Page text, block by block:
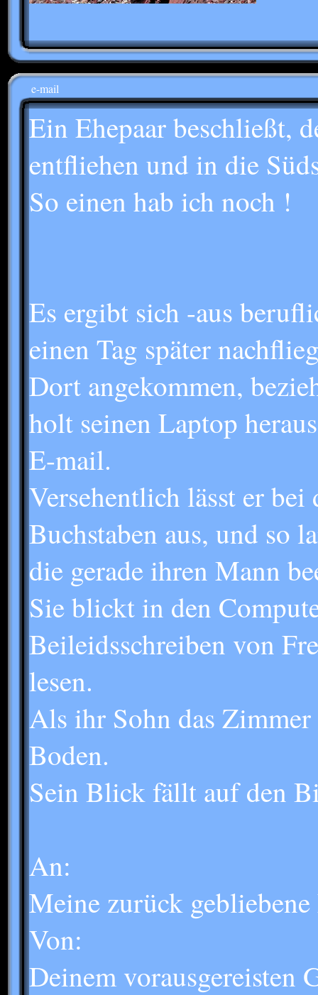
e-mail
Ein Ehepaar beschließt,
entfliehen und in die
So einen hab ich noch !
Es ergibt sich -aus
einen Tag später
Dort angekommen,
holt seinen Laptop
E-mail.
Versehentlich lässt er bei
Buchstaben aus, und so
die gerade ihren Mann
Sie blickt in den
Beileidsschreiben von
lesen.
Als ihr Sohn das
Boden.
Sein Blick fällt auf den
An:
Meine zurück gebliebene
Von:
Deinem vorausgereisten